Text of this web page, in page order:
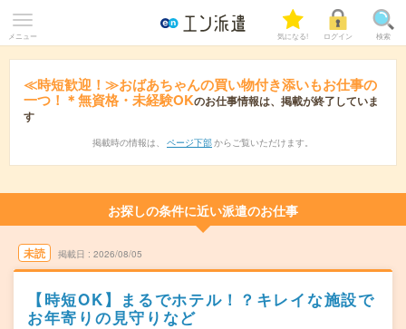
メニュー 気になる! ログイン 検索
≪時短歓迎！≫おばあちゃんの買い物付き添いもお仕事の
一つ！＊無資格・未経験OKのお仕事情報は、掲載が終了していま
す
掲載時の情報は、 ページ下部 からご覧いただけます。
お探しの条件に近い派遣のお仕事
未読 掲載日 2026/08/05
【時短OK】まるでホテル！？キレイな施設で
お年寄りの見守りなど